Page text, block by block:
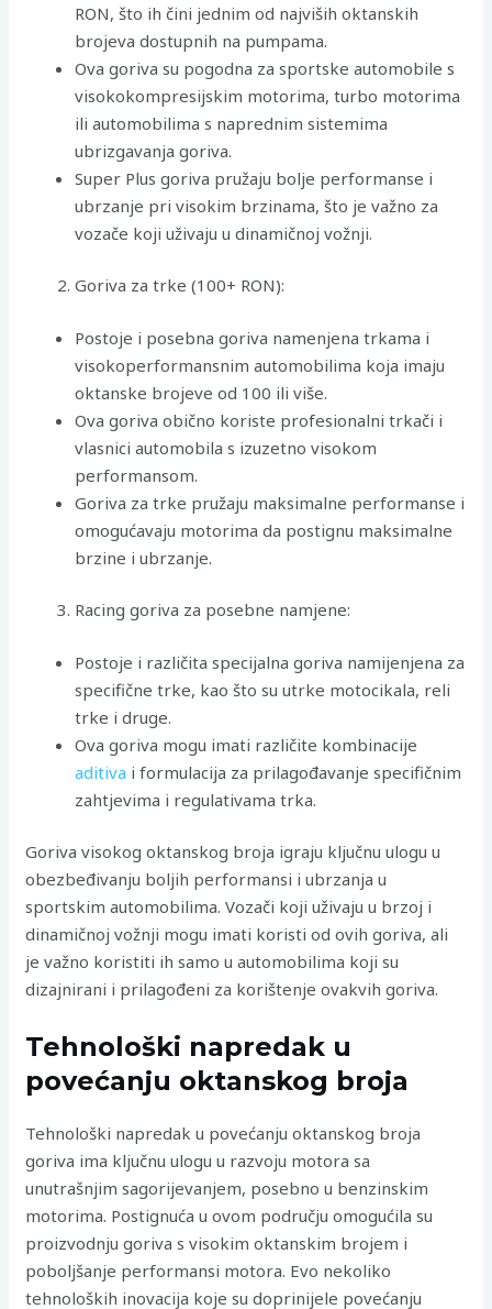
RON, što ih čini jednim od najviših oktanskih
brojeva dostupnih na pumpama.
Ova goriva su pogodna za sportske automobile s
visokokompresijskim motorima, turbo motorima
ili automobilima s naprednim sistemima
ubrizgavanja goriva.
Super Plus goriva pružaju bolje performanse i
ubrzanje pri visokim brzinama, što je važno za
vozače koji uživaju u dinamičnoj vožnji.
Goriva za trke (100+ RON):
Postoje i posebna goriva namenjena trkama i
visokoperformansnim automobilima koja imaju
oktanske brojeve od 100 ili više.
Ova goriva obično koriste profesionalni trkači i
vlasnici automobila s izuzetno visokom
performansom.
Goriva za trke pružaju maksimalne performanse i
omogućavaju motorima da postignu maksimalne
brzine i ubrzanje.
Racing goriva za posebne namjene:
Postoje i različita specijalna goriva namijenjena za
specifične trke, kao što su utrke motocikala, reli
trke i druge.
Ova goriva mogu imati različite kombinacije
aditiva i formulacija za prilagođavanje specifičnim
zahtjevima i regulativama trka.
Goriva visokog oktanskog broja igraju ključnu ulogu u
obezbeđivanju boljih performansi i ubrzanja u
sportskim automobilima. Vozači koji uživaju u brzoj i
dinamičnoj vožnji mogu imati koristi od ovih goriva, ali
je važno koristiti ih samo u automobilima koji su
dizajnirani i prilagođeni za korištenje ovakvih goriva.
Tehnološki napredak u
povećanju oktanskog broja
Tehnološki napredak u povećanju oktanskog broja
goriva ima ključnu ulogu u razvoju motora sa
unutrašnjim sagorijevanjem, posebno u benzinskim
motorima. Postignuća u ovom području omogućila su
proizvodnju goriva s visokim oktanskim brojem i
poboljšanje performansi motora. Evo nekoliko
tehnoloških inovacija koje su doprinijele povećanju